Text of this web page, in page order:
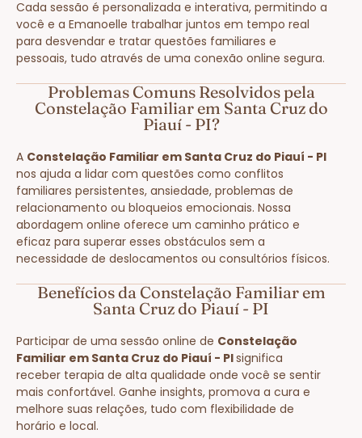
Cada sessão é personalizada e interativa, permitindo a
você e a Emanoelle trabalhar juntos em tempo real
para desvendar e tratar questões familiares e
pessoais, tudo através de uma conexão online segura.
Problemas Comuns Resolvidos pela
Constelação Familiar em Santa Cruz do
Piauí - PI?
A Constelação Familiar em Santa Cruz do Piauí - PI
nos ajuda a lidar com questões como conflitos
familiares persistentes, ansiedade, problemas de
relacionamento ou bloqueios emocionais. Nossa
abordagem online oferece um caminho prático e
eficaz para superar esses obstáculos sem a
necessidade de deslocamentos ou consultórios físicos.
Benefícios da Constelação Familiar em
Santa Cruz do Piauí - PI
Participar de uma sessão online de Constelação
Familiar em Santa Cruz do Piauí - PIsignifica
receber terapia de alta qualidade onde você se sentir
mais confortável. Ganhe insights, promova a cura e
melhore suas relações, tudo com flexibilidade de
horário e local.